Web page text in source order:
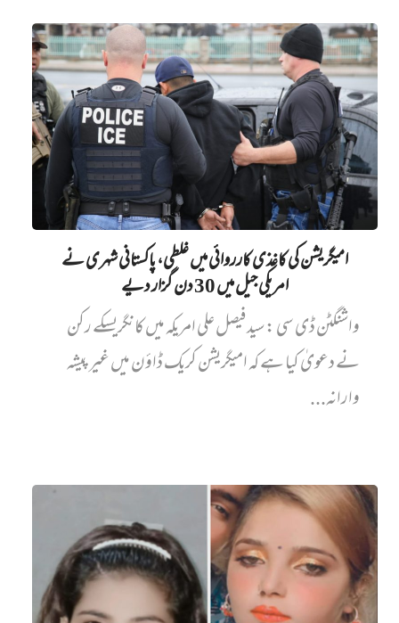
امیگریشن کی کاغذی کارروائی میں‌ غلطی، پاکستانی شہری نے
امریکی جیل میں‌ 30 دن گزار دیے
واشنگٹن ڈی سی : سید فیصل علی امریکہ میں کانگریسکے رکن
نے دعویٰ کیا ہے کہ امیگریشن کریک ڈاؤن میں غیر پیشہ
وارانہ...